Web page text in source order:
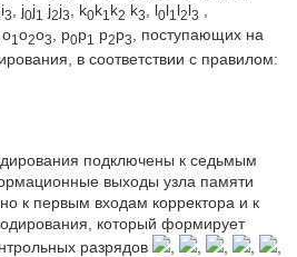
i3, j0j1 j2j3, k0k1 k2 k3, l0l1 l2l3 ,
1 o2o3, p0p1 p2p3, поступающих на
в соответствии с правилом:
подключены к седьмым
выходы узла памяти
к первым входам корректора и к
который формирует
разрядов
, , , ,
,